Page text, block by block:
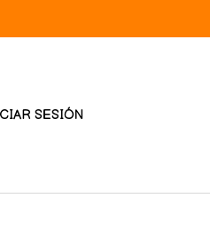
SESIÓN